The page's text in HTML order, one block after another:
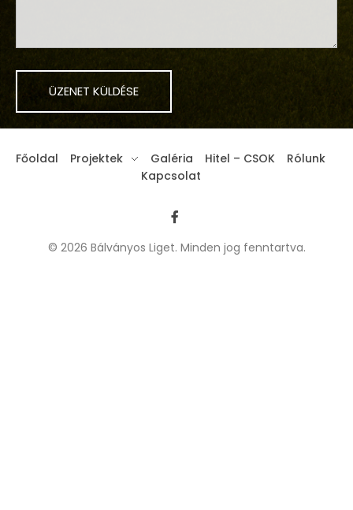
Főoldal Projektek Galéria Hitel – CSOK
Rólunk
Kapcsolat
© 2026 Bálványos Liget. Minden jog fenntartva.